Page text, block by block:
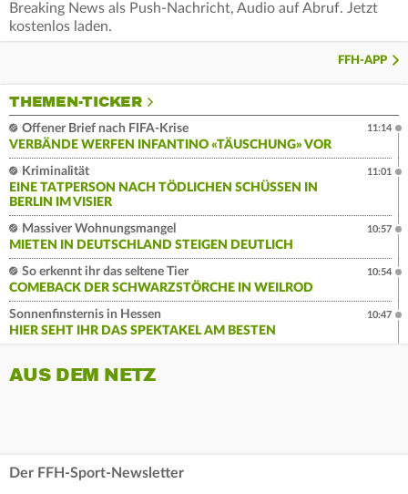
Breaking News als Push-Nachricht, Audio auf Abruf. Jetzt
kostenlos laden.
FFH-APP
THEMEN-TICKER
Offener Brief nach FIFA-Krise
VERBÄNDE WERFEN INFANTINO «TÄUSCHUNG» VOR
11:14
Kriminalität
EINE TATPERSON NACH TÖDLICHEN SCHÜSSEN IN
BERLIN IM VISIER
11:01
Massiver Wohnungsmangel
MIETEN IN DEUTSCHLAND STEIGEN DEUTLICH
10:57
So erkennt ihr das seltene Tier
COMEBACK DER SCHWARZSTÖRCHE IN WEILROD
10:54
Sonnenfinsternis in Hessen
HIER SEHT IHR DAS SPEKTAKEL AM BESTEN
10:47
AUS DEM NETZ
Der FFH-Sport-Newsletter